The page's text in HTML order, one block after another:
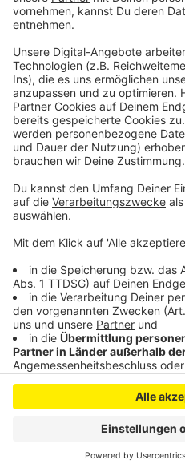
Anzeige
Zukunft eine große
zukommt.
In Zukunft sollen die
Windenergiebereiche
Bundesgesetz schreibt vor,
1,8 Prozent der
Windkraftanlagen
sind es 1,3 Prozent.
Anzeige
Anzeige